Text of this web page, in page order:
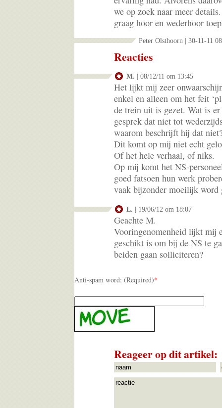
we op zoek naar meer
graag hoor en wederhoor
Peter Olsthoorn | 30-11-11
Reacties
M. | 08/12/11 om 13:45
Het lijkt mij zeer
enkel en alleen om het feit
de trein uit is gezet. Wat is
gesprek dat niet tot
waarom beschrijft hij dat
Dit komt op mij niet echt
Of het hele verhaal, of niks.
Op mij komt het NS-
goed fatsoen hun werk
vaak bijzonder moeilijk word
L. | 19/06/12 om 18:07
Geachte M.
Vooringenomenheid lijkt mij
geschikt is om bij de NS te
beiden gaan solliciteren?
Anti-spam word: (Required)*
Reageer op dit artikel: